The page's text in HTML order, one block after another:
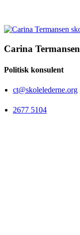
Carina Termansen
Politisk konsulent
ct@skolelederne.org
2677 5104